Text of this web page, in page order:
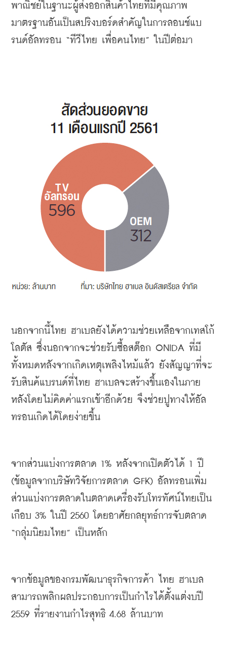
พาณิชย์ในฐานะผู้ส่งออกสินค้าไทยที่มีคุณภาพ
มาตรฐานอันเป็นสปริงบอร์ดสำคัญในการลอนช์แบ
รนด์อัลทรอน “ทีวีไทย เพื่อคนไทย” ในปีต่อมา
นอกจากนี้ไทย ฮาเบลยังได้ความช่วยเหลือจากเทสโก้
โลตัส ซึ่งนอกจากจะช่วยรับซื้อสต๊อก ONIDA ที่มี
ทั้งหมดหลังจากเกิดเหตุเพลิงไหม้แล้ว ยังสัญญาที่จะ
รับสินค้แบรนด์ที่ไทย ฮาเบลจะสร้างขึ้นเองในภาย
หลังโดยไม่คิดค่าแรกเข้าอีกด้วย จึงช่วยปูทางให้อัล
ทรอนเกิดได้โดยง่ายขึ้น
จากส่วนแบ่งการตลาด 1% หลังจากเปิดตัวได้ 1 ปี
(ข้อมูลจากบริษัทวิจัยการตลาด GFK) อัลทรอนเพิ่ม
ส่วนแบ่งการตลาดในตลาดเครื่องรับโทรทัศน์ไทยเป็น
เกือบ 3% ในปี 2560
โดยอาศัยกลยุทธ์การจับตลาด
“กลุ่มนิยมไทย” เป็นหลัก
จากข้อมูลของกรมพัฒนาธุรกิจการค้า ไทย ฮาเบล
สามารถพลิกผลประกอบการเป็นกำไรได้ตั้งแต่งบปี
2559 ที่รายงานกำไรสุทธิ 4.68 ล้านบาท